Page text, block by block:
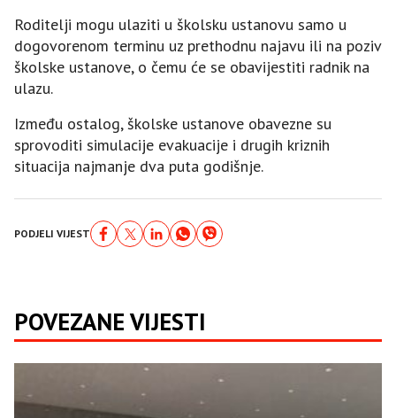
Roditelji mogu ulaziti u školsku ustanovu samo u
dogovorenom terminu uz prethodnu najavu ili na poziv
školske ustanove, o čemu će se obavijestiti radnik na
ulazu.
Između ostalog, školske ustanove obavezne su
sprovoditi simulacije evakuacije i drugih kriznih
situacija najmanje dva puta godišnje.
PODJELI VIJEST
POVEZANE VIJESTI